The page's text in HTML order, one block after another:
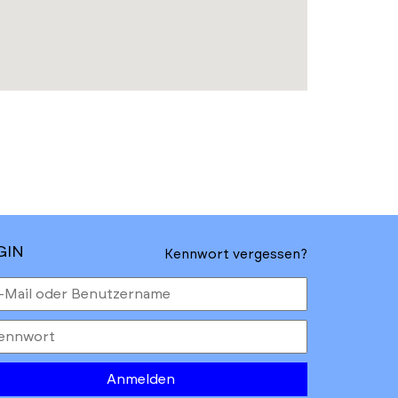
Kennwort vergessen?
Anmelden